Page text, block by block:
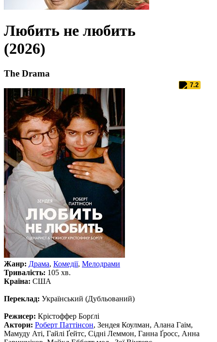
Любить не любить
(2026)
The Drama
7.2
Жанр: Драма, Комедії, Мелодрами
Тривалість: 105 хв.
Країна: США
Переклад: Український (Дубльований)
Режисер: Крістоффер Борґлі
Актори: Роберт Паттінсон, Зендея Коулман, Алана Гаім,
Мамуду Аті, Гайлі Ґейтс, Сідні Леммон, Ганна Ґросс, Анна